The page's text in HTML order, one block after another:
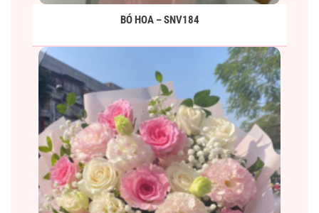
BÓ HOA – SNV184